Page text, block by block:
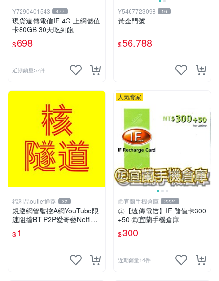
Y7290401543 477
現貨遠傳電信IF 4G 上網儲值
卡80GB 30天吃到飽
$698
近期銷量57件
Y5467723098 16
黃金門號
$56,788
福利品outlet通路 32
規避網管監控A網YouTube限
速阻擋BT P2P愛奇藝Netflex
陸網B站Disney+必備VPN ser
ver
$1
人氣賣家
㊣宜蘭手機倉庫 2224
㊣【遠傳電信】IF 儲值卡300
+50 ㊣宜蘭手機倉庫
$300
近期銷量14件